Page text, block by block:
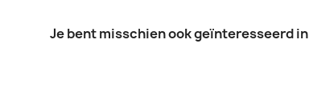
Je bent misschien ook geïnteresseerd in